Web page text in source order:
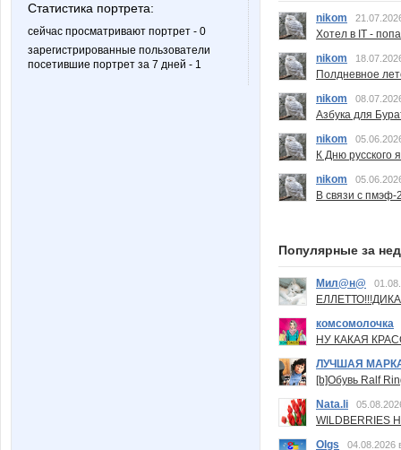
Статистика портрета:
сейчас просматривают портрет - 0
зарегистрированные пользователи
посетившие портрет за 7 дней - 1
nikom
Хотел в IT -
nikom
Полдневное
nikom
Азбука для
nikom
К Дню русского
nikom
В связи с пмэф-
Популярные за
Мил@н@
комсомолочка
НУ КАКАЯ
ЛУЧШАЯ
[b]Обувь Ralf
Nata.li
Olgs
04.08.2026